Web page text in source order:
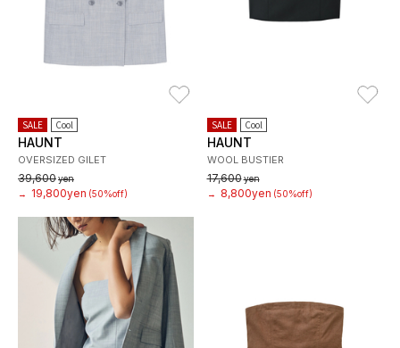
SALE Cool
HAUNT
OVERSIZED GILET
39,600yen
→
19,800yen (50%off)
SALE Cool
HAUNT
WOOL BUSTIER
17,600yen
→
8,800yen (50%off)